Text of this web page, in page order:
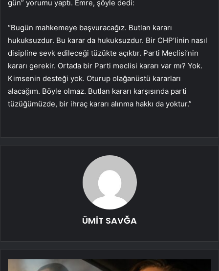
gün” yorumu yaptı. Emre, şöyle dedi:
“Bugün mahkemeye başvuracağız. Butlan kararı
hukuksuzdur. Bu karar da hukuksuzdur. Bir CHP’linin nasıl
disipline sevk edileceği tüzükte açıktır. Parti Meclisi’nin
kararı gerekir. Ortada bir Parti meclisi kararı var mı? Yok.
Kimsenin desteği yok. Oturup olağanüstü kararları
alacağım. Böyle olmaz. Butlan kararı karşısında parti
tüzüğümüzde, bir ihraç kararı alınma hakkı da yoktur.”
ÜMİT SAVĞA